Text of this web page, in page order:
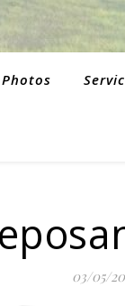
Photos
03/05/